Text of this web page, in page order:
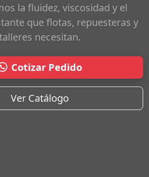
la fluidez, viscosidad y el
que flotas, repuesteras y
necesitan.
Cotizar Pedido
Ver Catálogo